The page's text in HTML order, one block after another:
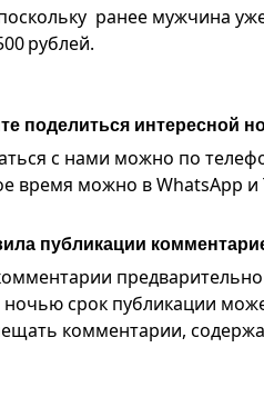
ранее мужчина
рублей.
поделиться интересной
с нами можно по
время можно в WhatsApp и
публикации
ночью срок публикации
комментарии,